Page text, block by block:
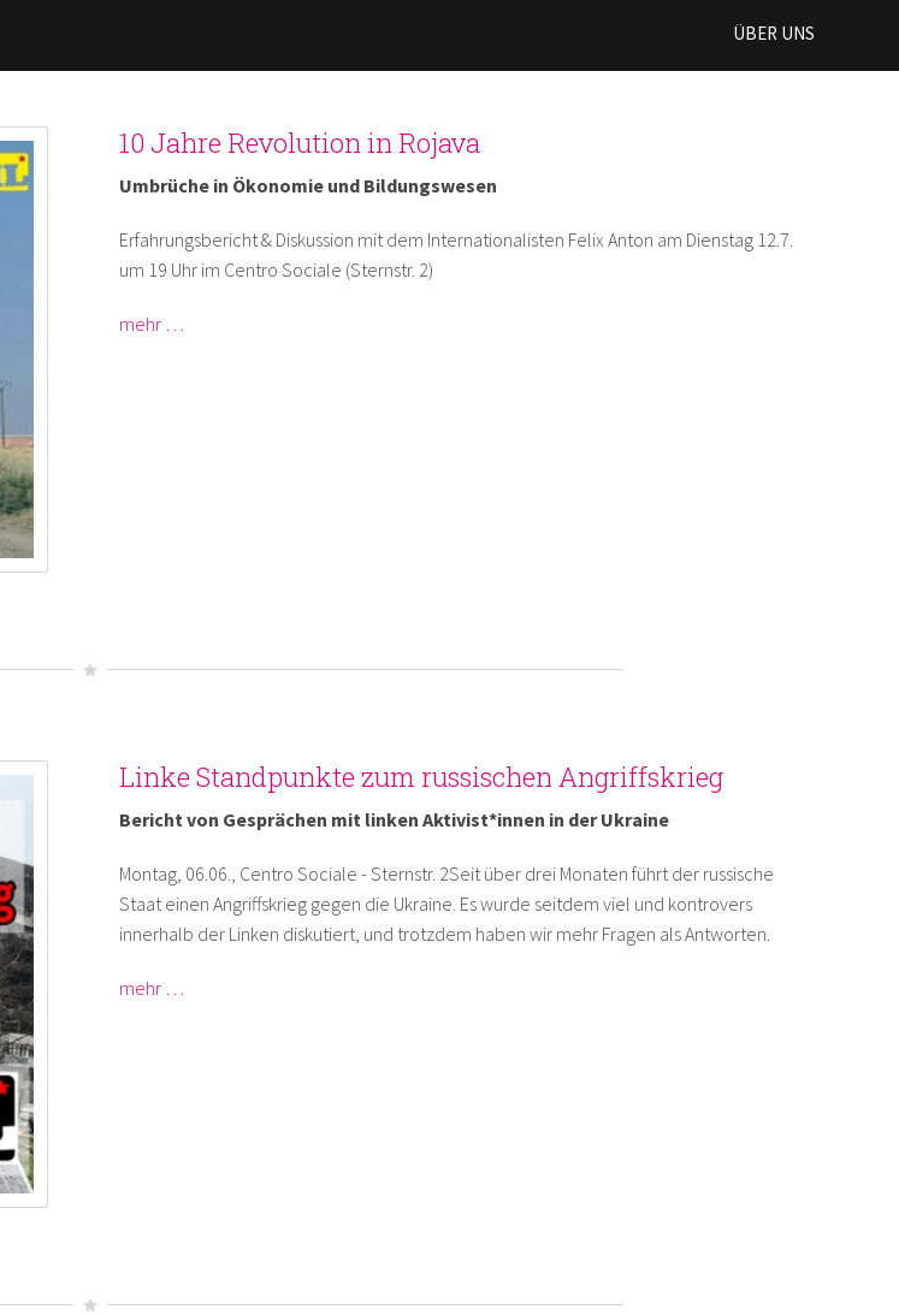
Inhalt
ÜBER UNS
10 Jahre Revolution in Rojava
Umbrüche in Ökonomie und Bildungswesen
Erfahrungsbericht & Diskussion mit dem Internationalisten Felix Anton am Dienstag 12.7.
um 19 Uhr im Centro Sociale (Sternstr. 2)
mehr …
Linke Standpunkte zum russischen Angriffskrieg
Bericht von Gesprächen mit linken Aktivist*innen in der Ukraine
Montag, 06.06., Centro Sociale - Sternstr. 2Seit über drei Monaten führt der russische
Staat einen Angriffskrieg gegen die Ukraine. Es wurde seitdem viel und kontrovers
innerhalb der Linken diskutiert, und trotzdem haben wir mehr Fragen als Antworten.
mehr …